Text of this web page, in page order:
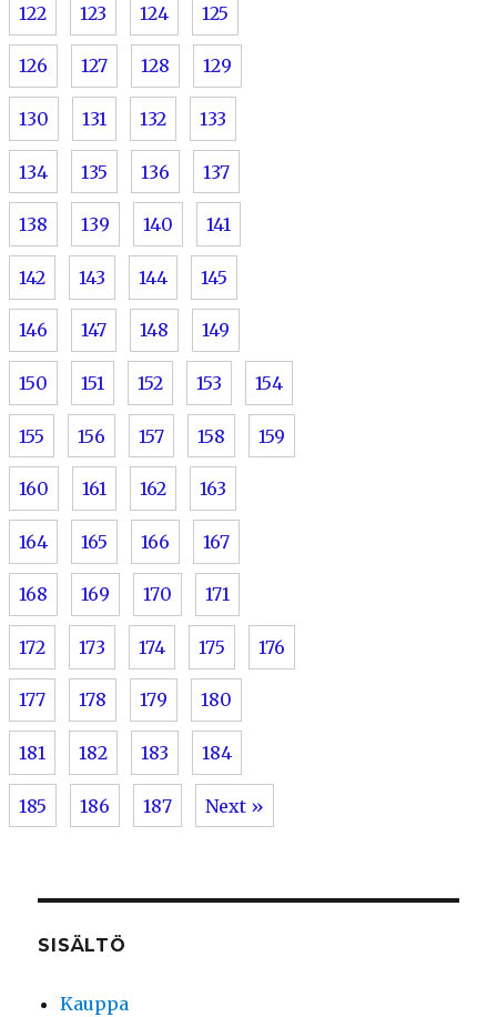
122 123 124 125
126 127 128 129
130 131 132 133
134 135 136 137
138 139 140 141
142 143 144 145
146 147 148 149
150 151 152 153 154
155 156 157 158 159
160 161 162 163
164 165 166 167
168 169 170 171
172 173 174 175 176
177 178 179 180
181 182 183 184
185 186 187 Next »
SISÄLTÖ
Kauppa